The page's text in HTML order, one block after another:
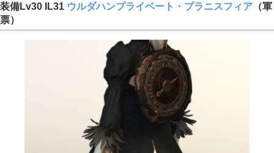
装備Lv30 IL31 ウルダハンプライベート・プラニスフィア （軍
票）